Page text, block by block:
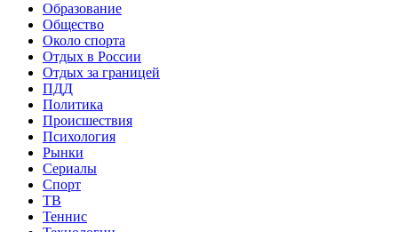
Образование
Общество
Около спорта
Отдых в России
Отдых за границей
ПДД
Политика
Происшествия
Психология
Рынки
Сериалы
Спорт
ТВ
Теннис